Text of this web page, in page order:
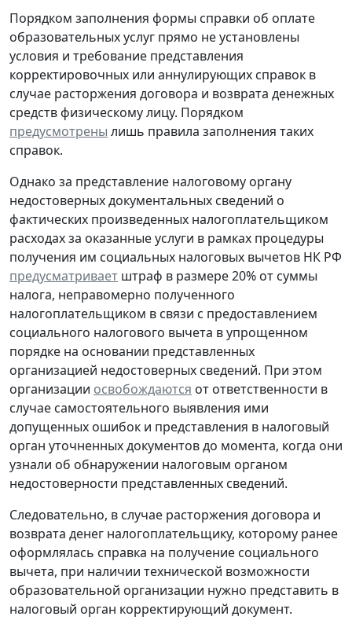
Порядком заполнения формы справки об оплате
образовательных услуг прямо не установлены
условия и требование представления
корректировочных или аннулирующих справок в
случае расторжения договора и возврата денежных
средств физическому лицу. Порядком
предусмотрены лишь правила заполнения таких
справок.
Однако за представление налоговому органу
недостоверных документальных сведений о
фактических произведенных налогоплательщиком
расходах за оказанные услуги в рамках процедуры
получения им социальных налоговых вычетов НК РФ
предусматривает штраф в размере 20% от суммы
налога, неправомерно полученного
налогоплательщиком в связи с предоставлением
социального налогового вычета в упрощенном
порядке на основании представленных
организацией недостоверных сведений. При этом
организации освобождаются от ответственности в
случае самостоятельного выявления ими
допущенных ошибок и представления в налоговый
орган уточненных документов до момента, когда они
узнали об обнаружении налоговым органом
недостоверности представленных сведений.
Следовательно, в случае расторжения договора и
возврата денег налогоплательщику, которому ранее
оформлялась справка на получение социального
вычета, при наличии технической возможности
образовательной организации нужно представить в
налоговый орган корректирующий документ.